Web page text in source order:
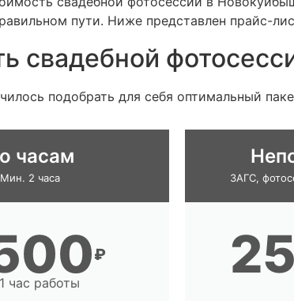
пути. Ниже представлен прайс-
свадебной
подобрать для себя оптимальный
часам
Мин. 2 часа
₽
час работы
ЗАГС,